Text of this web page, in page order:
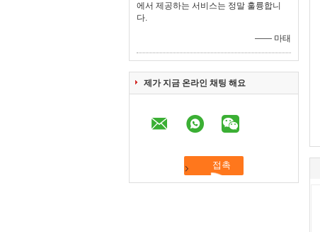
에서 제공하는 서비스는 정말 훌륭합니
다.
—— 마태
제가 지금 온라인 채팅 해요